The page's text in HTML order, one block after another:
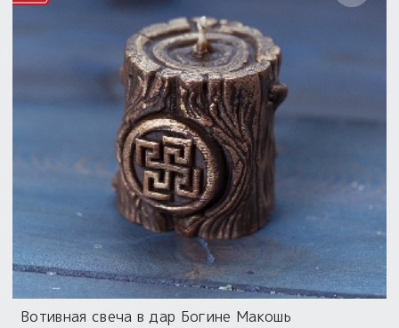
Вотивная свеча в дар Богине Макошь